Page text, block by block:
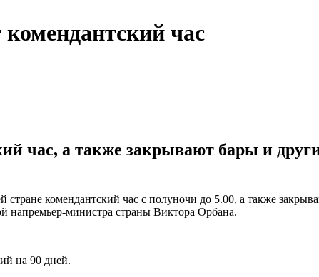
час
час, а также закрывают бары и
комендантский час с полуночи до 5.00, а также
напремьер-министра страны Виктора Орбана.
на 90 дней.